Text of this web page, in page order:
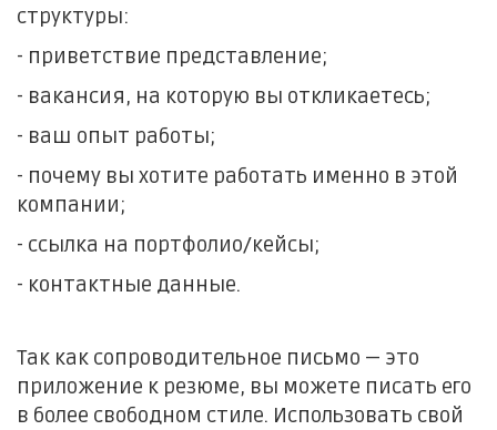
структуры:
- приветствие представление;
- вакансия, на которую вы откликаетесь;
- ваш опыт работы;
- почему вы хотите работать именно в этой
компании;
- ссылка на портфолио/кейсы;
- контактные данные.
Так как сопроводительное письмо — это
приложение к резюме, вы можете писать его
в более свободном стиле. Использовать свой